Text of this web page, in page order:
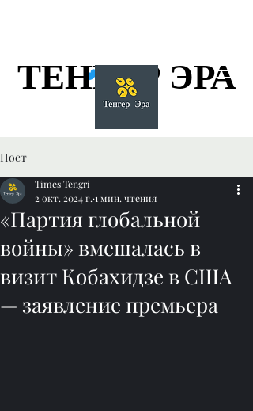
ТЕНГЕР ЭРА
ТЕНГЕР ЭРА
Пост
«Партия глобальной
войны» вмешалась в
визит Кобахидзе в США
— заявление премьера
Times Tengri
2 окт. 2024 г. 1 мин. чтения